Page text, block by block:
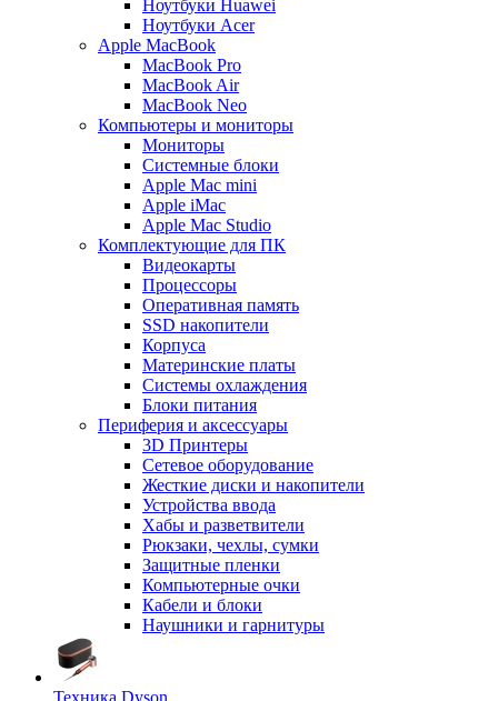
Ноутбуки Huawei
Ноутбуки Acer
Apple MacBook
MacBook Pro
MacBook Air
MacBook Neo
Компьютеры и мониторы
Мониторы
Системные блоки
Apple Mac mini
Apple iMac
Apple Mac Studio
Комплектующие для ПК
Видеокарты
Процессоры
Оперативная память
SSD накопители
Корпуса
Материнские платы
Системы охлаждения
Блоки питания
Периферия и аксессуары
3D Принтеры
Сетевое оборудование
Жесткие диски и накопители
Устройства ввода
Хабы и разветвители
Рюкзаки, чехлы, сумки
Защитные пленки
Компьютерные очки
Кабели и блоки
Наушники и гарнитуры
Техника Dyson